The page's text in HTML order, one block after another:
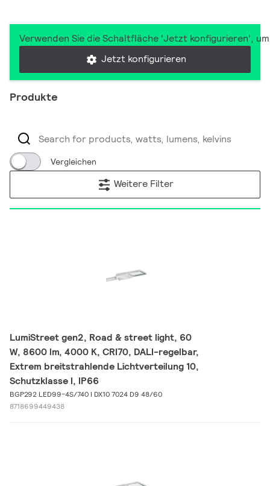
Verwenden Sie die Schaltfläche 'Jetzt konfigurieren',
Jetzt konfigurieren
Produkte
Vergleichen
Weitere Filter
LumiStreet gen2, Road & street light, 60
W, 8600 lm, 4000 K, CRI70, DALI-regelbar,
Extrem breitstrahlende Lichtverteilung 10,
Schutzklasse I, IP66
BGP292 LED99-4S/740 I DX10 7024 D9 48/60
8718699449438